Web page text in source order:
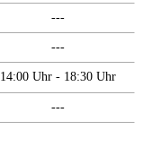
---
---
14:00 Uhr - 18:30 Uhr
---